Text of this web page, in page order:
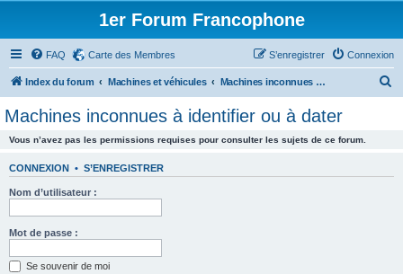
1er Forum Francophone
FAQ Carte des Membres Connexion
S’enregistrer
Index du forum Machines et véhicules Machines inconnues à identifier ou à dater
Machines inconnues à identifier ou à dater
Vous n’avez pas les permissions requises pour consulter les sujets de ce forum.
CONNEXION • S’ENREGISTRER
Nom d’utilisateur :
Mot de passe :
Se souvenir de moi